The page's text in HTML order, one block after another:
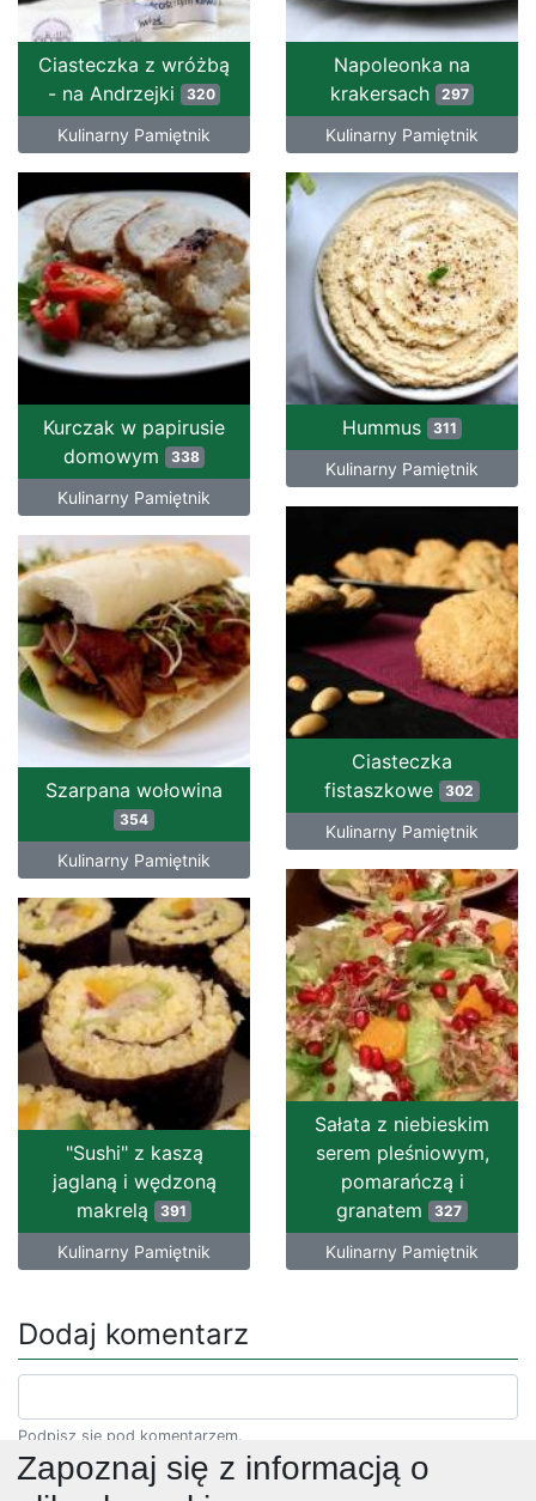
Ciasteczka z wróżbą
- na Andrzejki
320
Kulinarny Pamiętnik
Napoleonka na
krakersach
297
Kulinarny Pamiętnik
Kurczak w papirusie
domowym
338
Kulinarny Pamiętnik
Hummus 311
Kulinarny Pamiętnik
Ciasteczka
fistaszkowe 302
Kulinarny Pamiętnik
Szarpana wołowina
354
Kulinarny Pamiętnik
Sałata z niebieskim
serem pleśniowym,
pomarańczą i
granatem 327
Kulinarny Pamiętnik
"Sushi" z kaszą
jaglaną i wędzoną
makrelą
391
Kulinarny Pamiętnik
Dodaj komentarz
Podpisz się pod komentarzem.
Zapoznaj się z informacją o